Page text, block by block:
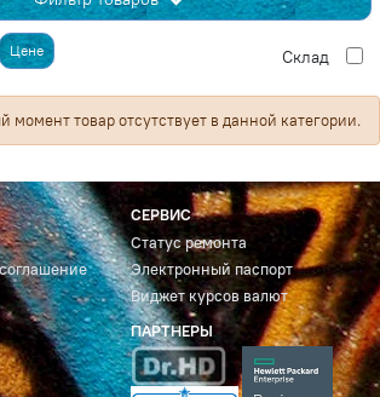
Цене Cклад
момент товар отсутствует в данной категории.
СЕРВИС
Статус ремонта
Электронный паспорт
Виджет курсов валют
ПАРТНЕРЫ